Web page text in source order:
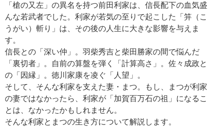
「槍の又左」の異名を持つ前田利家は、信長配下の血気盛
んな若武者でした。利家が若気の至りで起こした「笄（こ
うがい）斬り」は、その後の人生に大きな影響を与えま
す。
信長との「深い仲」。羽柴秀吉と柴田勝家の間で悩んだ
「裏切者」。自前の算盤を弾く「計算高さ」。佐々成政と
の「因縁」。徳川家康を凌ぐ「人望」。
そして、そんな利家を支えた妻・まつ。もし、まつが利家
の妻ではなかったら、利家が「加賀百万石の祖」になるこ
とは、なかったかもしれません。
そんな利家とまつの生き方について解説します。